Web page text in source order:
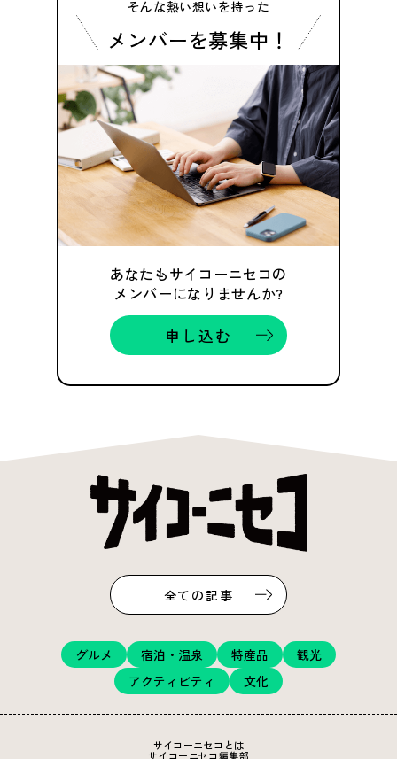
そんな熱い想いを持った
メンバーを募集中！
あなたもサイコーニセコの
メンバーになりませんか?
申し込む
全ての記事
グルメ 宿泊・温泉 特産品
観光
アクティビティ
文化
サイコーニセコとは
サイコーニセコ編集部